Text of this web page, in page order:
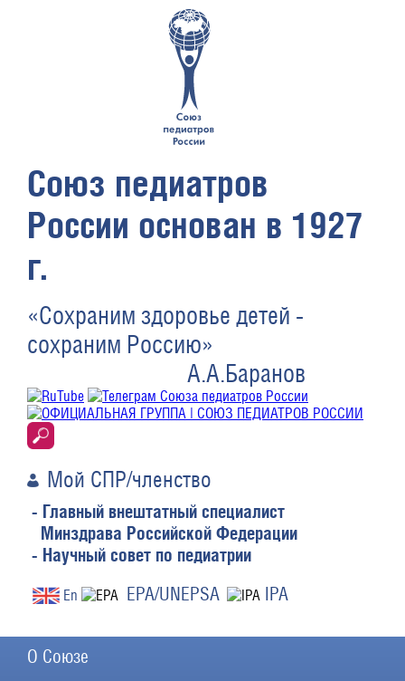
Союз педиатров
России основан в 1927
г.
«Сохраним здоровье детей -
сохраним Россию»
А.А.Баранов
Мой СПР/членство
- Главный внештатный специалист
Минздрава Российской Федерации
- Научный совет по педиатрии
En EPA/UNEPSA IPA
О Союзе